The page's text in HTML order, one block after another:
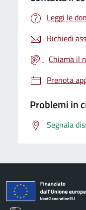
Leggi le
Richiedi
Chiama il
Prenota
Problemi in
Segnala